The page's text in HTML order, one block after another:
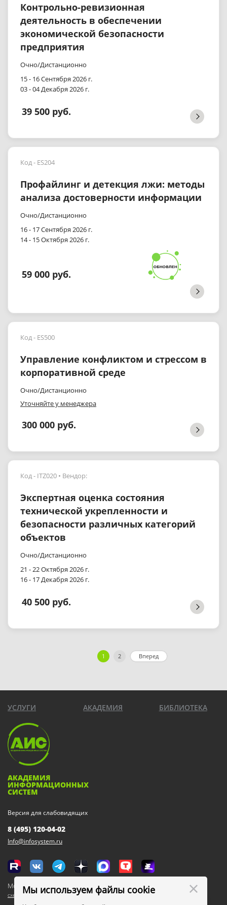
Контрольно-ревизионная
деятельность в обеспечении
экономической безопасности
предприятия
Очно/Дистанционно
15 - 16 Сентября 2026 г.
03 - 04 Декабря 2026 г.
39 500 руб.
Код - ES204
Профайлинг и детекция лжи: методы
анализа достоверности информации
Очно/Дистанционно
16 - 17 Сентября 2026 г.
14 - 15 Октября 2026 г.
59 000 руб.
Код - ES500
Управление конфликтом и стрессом в
корпоративной среде
Очно/Дистанционно
Уточняйте у менеджера
300 000 руб.
Код - ITZ020 Вендор:
Экспертная оценка состояния
технической укрепленности и
безопасности различных категорий
объектов
Очно/Дистанционно
21 - 22 Октября 2026 г.
16 - 17 Декабря 2026 г.
40 500 руб.
1 2 Вперед
УСЛУГИ АКАДЕМИЯ БИБЛИОТЕКА
АКАДЕМИЯ
ИНФОРМАЦИОННЫХ
СИСТЕМ
Версия для слабовидящих
8 (495) 120-04-02
Info@infosystem.ru
Москва, 111123, ул. Плеханова, 4а
схема проезда
Мы используем файлы cookie